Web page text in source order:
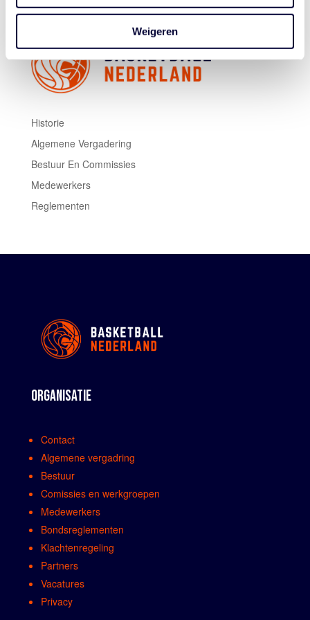
Weigeren
Historie
Algemene Vergadering
Bestuur En Commissies
Medewerkers
Reglementen
ORGANISATIE
Contact
Algemene vergadring
Bestuur
Comissies en werkgroepen
Medewerkers
Bondsreglementen
Klachtenregeling
Partners
Vacatures
Privacy